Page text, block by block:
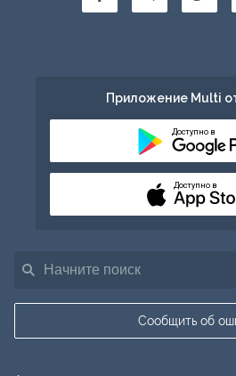
Сообщить об
Приложение Multi
Доступно в
Доступно в